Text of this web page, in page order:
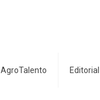
AgroTalento Editorial